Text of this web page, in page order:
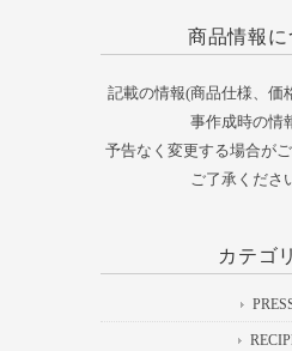
商品情報に
記載の情報(商品仕様、価
事作成時の情
予告なく変更する場合が
ご了承くださ
カテゴ